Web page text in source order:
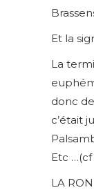
Et la
La
donc
c’était
Etc …(cf
LA